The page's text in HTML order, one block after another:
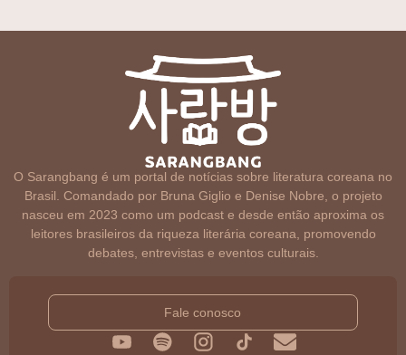
O Sarangbang é um portal de notícias sobre literatura coreana no
Brasil. Comandado por Bruna Giglio e Denise Nobre, o projeto
nasceu em 2023 como um podcast e desde então aproxima os
leitores brasileiros da riqueza literária coreana, promovendo
debates, entrevistas e eventos culturais.
Fale conosco